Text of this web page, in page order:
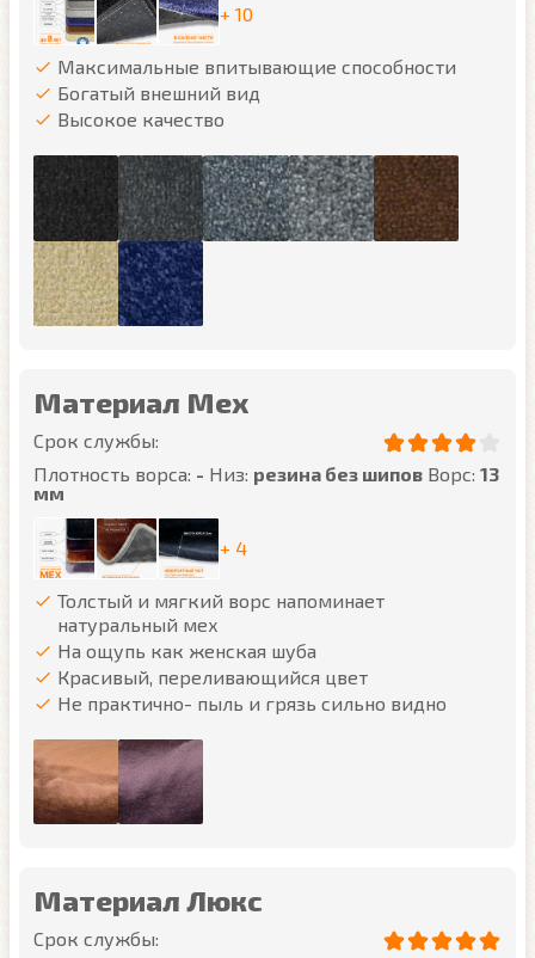
+ 10
Максимальные впитывающие способности
Богатый внешний вид
Высокое качество
Материал Мех
Срок службы:
Плотность ворса: - Низ: резина без шипов Ворс: 13
мм
+ 4
Толстый и мягкий ворс напоминает
натуральный мех
На ощупь как женская шуба
Красивый, переливающийся цвет
Не практично- пыль и грязь сильно видно
Материал Люкс
Срок службы: